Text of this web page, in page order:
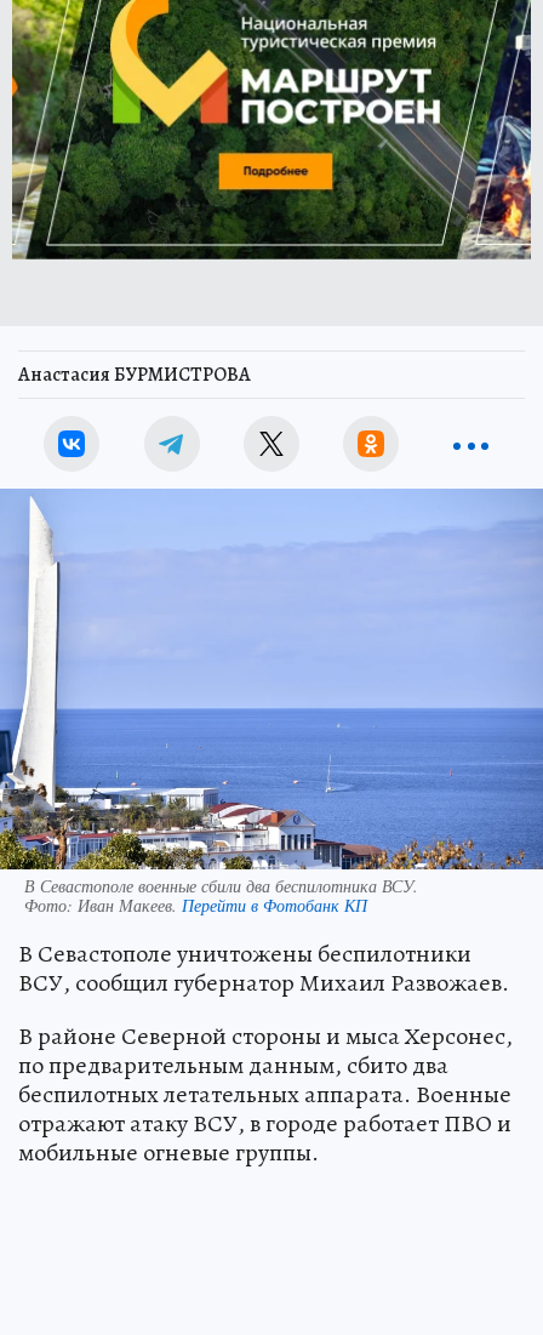
Анастасия БУРМИСТРОВА
В Севастополе военные сбили два беспилотника ВСУ.
Фото: Иван Макеев. Перейти в Фотобанк КП
В Севастополе уничтожены беспилотники
ВСУ, сообщил губернатор Михаил Развожаев.
В районе Северной стороны и мыса Херсонес,
по предварительным данным, сбито два
беспилотных летательных аппарата. Военные
отражают атаку ВСУ, в городе работает ПВО и
мобильные огневые группы.